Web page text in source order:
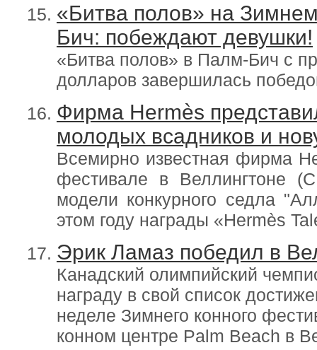
«Битва полов» на
Бич: побеждают девушки!
«Битва полов» в Палм-Бич с
долларов завершилась
Фирма Hermès
молодых всадников и
Всемирно известная фирма
фестивале в Веллингтоне
модели конкурного седла
этом году награды «Hermès
Эрик Ламаз победил в
Канадский олимпийский
награду в свой список
неделе Зимнего конного
конном центре Palm Beach в